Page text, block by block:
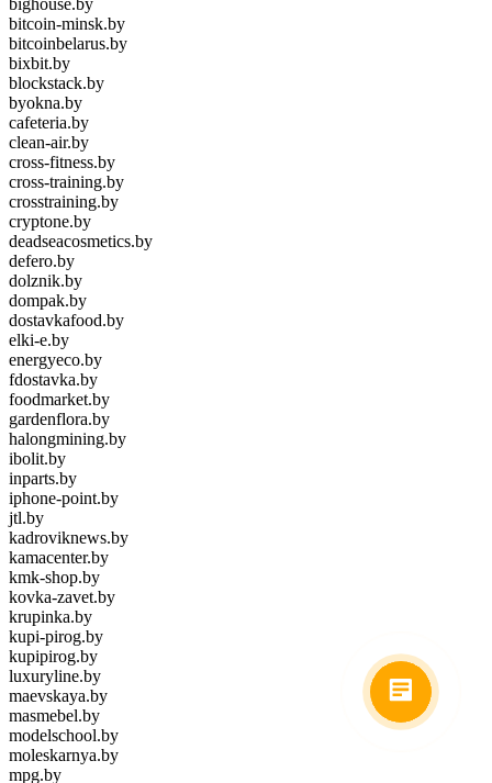
bitcoin-minsk.by
bitcoinbelarus.by
bixbit.by
blockstack.by
byokna.by
cafeteria.by
clean-air.by
cross-fitness.by
cross-training.by
crosstraining.by
cryptone.by
deadseacosmetics.by
defero.by
dolznik.by
dompak.by
dostavkafood.by
elki-e.by
energyeco.by
fdostavka.by
foodmarket.by
gardenflora.by
halongmining.by
ibolit.by
inparts.by
iphone-point.by
jtl.by
kadroviknews.by
kamacenter.by
kmk-shop.by
kovka-zavet.by
krupinka.by
kupi-pirog.by
kupipirog.by
luxuryline.by
maevskaya.by
masmebel.by
modelschool.by
moleskarnya.by
mpg.by